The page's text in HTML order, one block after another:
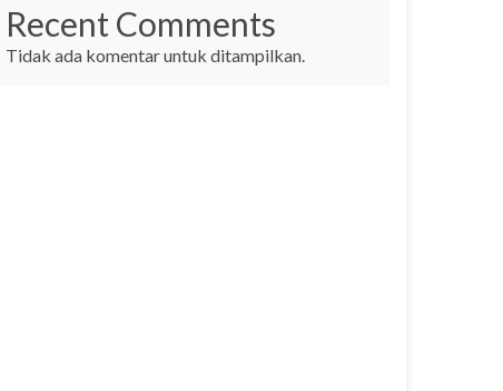
Recent Comments
Tidak ada komentar untuk ditampilkan.